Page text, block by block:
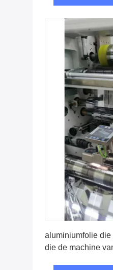
aluminiumfolie die
die de machine